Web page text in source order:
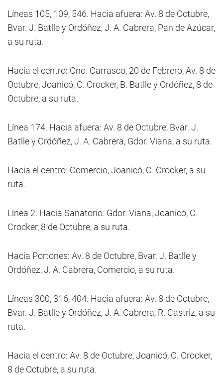
Líneas 105, 109, 546. Hacia afuera: Av. 8 de Octubre,
Bvar. J. Batlle y Ordóñez, J. A. Cabrera, Pan de Azúcar,
a su ruta.
Hacia el centro: Cno. Carrasco, 20 de Febrero, Av. 8 de
Octubre, Joanicó, C. Crocker, B. Batlle y Ordóñez, 8 de
Octubre, a su ruta.
Línea 174. Hacia afuera: Av. 8 de Octubre, Bvar. J.
Batlle y Ordóñez, J. A. Cabrera, Gdor. Viana, a su ruta.
Hacia el centro: Comercio, Joanicó, C. Crocker, a su
ruta.
Línea 2. Hacia Sanatorio: Gdor. Viana, Joanicó, C.
Crocker, 8 de Octubre, a su ruta.
Hacia Portones: Av. 8 de Octubre, Bvar. J. Batlle y
Ordóñez, J. A. Cabrera, Comercio, a su ruta.
Líneas 300, 316, 404. Hacia afuera: Av. 8 de Octubre,
Bvar. J. Batlle y Ordóñez, J. A. Cabrera, R. Castriz, a su
ruta.
Hacia el centro: Av. 8 de Octubre, Joanicó, C. Crocker,
8 de Octubre, a su ruta.